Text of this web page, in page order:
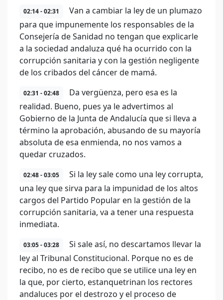
02:14 - 02:31
Van a cambiar la ley de un plumazo
para que impunemente los responsables de la
Consejería de Sanidad no tengan que explicarle
a la sociedad andaluza qué ha ocurrido con la
corrupción sanitaria y con la gestión negligente
de los cribados del cáncer de mamá.
02:31 - 02:48
Da vergüenza, pero esa es la
realidad. Bueno, pues ya le advertimos al
Gobierno de la Junta de Andalucía que si lleva a
término la aprobación, abusando de su mayoría
absoluta de esa enmienda, no nos vamos a
quedar cruzados.
02:48 - 03:05
Si la ley sale como una ley corrupta,
una ley que sirva para la impunidad de los altos
cargos del Partido Popular en la gestión de la
corrupción sanitaria, va a tener una respuesta
inmediata.
03:05 - 03:28
Si sale así, no descartamos llevar la
ley al Tribunal Constitucional. Porque no es de
recibo, no es de recibo que se utilice una ley en
la que, por cierto, estanquetrinan los rectores
andaluces por el destrozo y el proceso de